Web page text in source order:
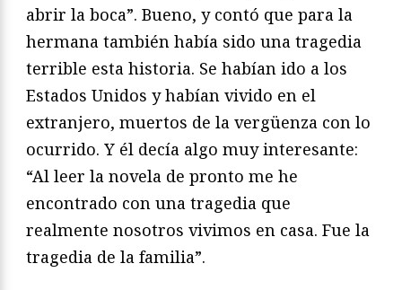
abrir la boca”. Bueno, y contó que para la
hermana también había sido una tragedia
terrible esta historia. Se habían ido a los
Estados Unidos y habían vivido en el
extranjero, muertos de la vergüenza con lo
ocurrido. Y él decía algo muy interesante:
“Al leer la novela de pronto me he
encontrado con una tragedia que
realmente nosotros vivimos en casa. Fue la
tragedia de la familia”.